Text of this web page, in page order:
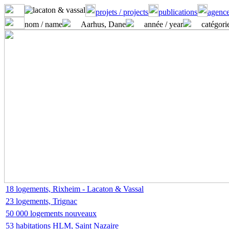
projets / projects publications
nom / name
Aarhus, Dane année / year
18 logements, Rixheim - Lacaton & Vassal
23 logements, Trignac
50 000 logements nouveaux
53 habitations HLM, Saint Nazaire